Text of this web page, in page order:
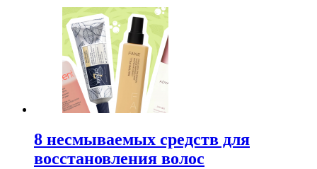
8 несмываемых средств для
восстановления волос